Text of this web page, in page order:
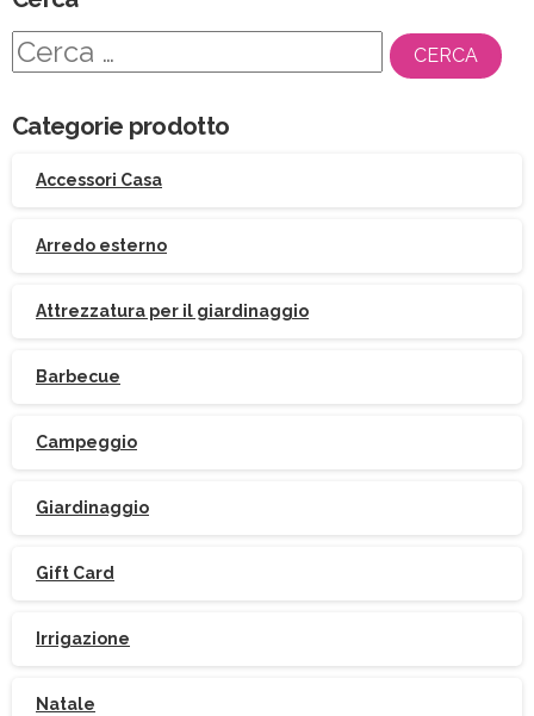
Ricerca
Categorie prodotto
Accessori Casa
Arredo esterno
Attrezzatura per il giardinaggio
Barbecue
Campeggio
Giardinaggio
Gift Card
Irrigazione
Natale
Iscriviti